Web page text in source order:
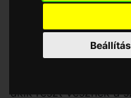
magad szedheted le
évben ez az akció a
és egészen tél
gyümölcs vagy
akik részt vesznek a